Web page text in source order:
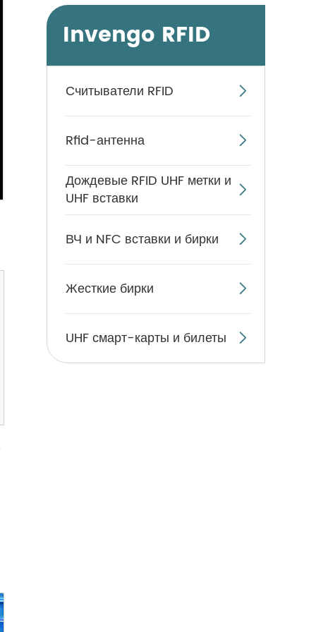
Invengo RFID
Считыватели RFID 
Rfid-антенна 
Дождевые RFID UHF метки и
UHF вставки

ВЧ и NFC вставки и бирки 
Жесткие бирки 
UHF смарт-карты и билеты 